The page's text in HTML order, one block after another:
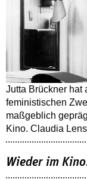
Jutta Brückner hat
feministischen
maßgeblich
Kino. Claudia
Wieder im